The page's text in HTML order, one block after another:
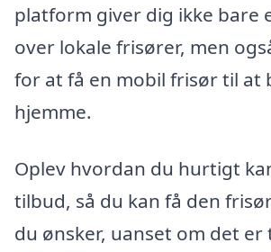
platform giver dig ikke bare
over lokale frisører, men
for at få en mobil frisør til at
hjemme.
Oplev hvordan du hurtigt
tilbud, så du kan få den
du ønsker, uanset om det er